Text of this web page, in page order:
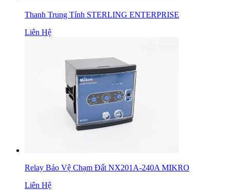
Thanh Trung Tính STERLING ENTERPRISE
Liên Hệ
Relay Bảo Vệ Chạm Đất NX201A-240A MIKRO
Liên Hệ